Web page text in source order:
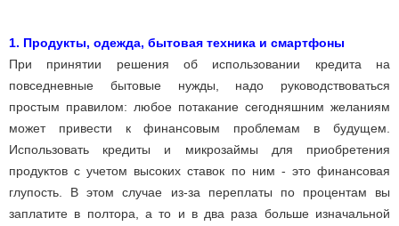
1. Продукты, одежда, бытовая техника и смартфоны
При принятии решения об использовании кредита на
повседневные бытовые нужды, надо руководствоваться
простым правилом: любое потакание сегодняшним желаниям
может привести к финансовым проблемам в будущем.
Использовать кредиты и микрозаймы для приобретения
продуктов с учетом высоких ставок по ним - это финансовая
глупость. В этом случае из-за переплаты по процентам вы
заплатите в полтора, а то и в два раза больше изначальной